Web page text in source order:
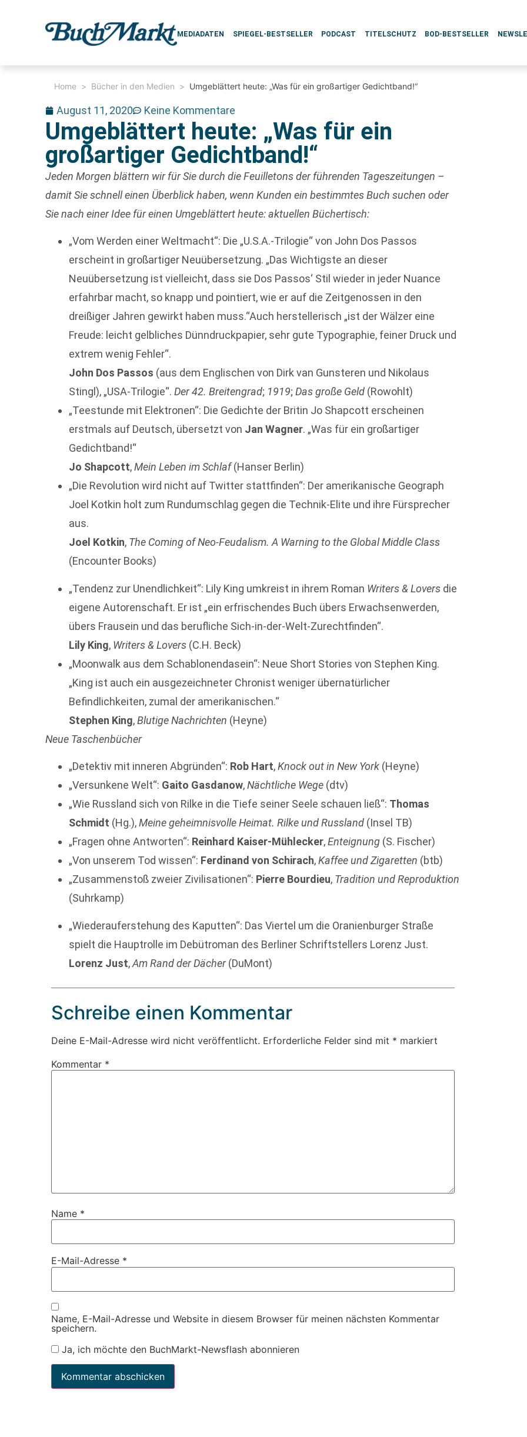
MEDIADATEN SPIEGEL-BESTSELLER PODCAST TITELSCHUTZ BOD-BESTSELLER
Home > Bücher in den Medien > Umgeblättert heute: „Was für ein großartiger Gedichtband!“
August 11, 2020 Keine Kommentare
Umgeblättert heute: „Was für ein
großartiger Gedichtband!“
Jeden Morgen blättern wir für Sie durch die Feuilletons der führenden Tageszeitungen –
damit Sie schnell einen Überblick haben, wenn Kunden ein bestimmtes Buch suchen oder
Sie nach einer Idee für einen Umgeblättert heute: aktuellen Büchertisch:
„Vom Werden einer Weltmacht“: Die „U.S.A.-Trilogie“ von John Dos Passos
erscheint in großartiger Neuübersetzung. „Das Wichtigste an dieser
Neuübersetzung ist vielleicht, dass sie Dos Passos‘ Stil wieder in jeder Nuance
erfahrbar macht, so knapp und pointiert, wie er auf die Zeitgenossen in den
dreißiger Jahren gewirkt haben muss.“Auch herstellerisch „ist der Wälzer eine
Freude: leicht gelbliches Dünndruckpapier, sehr gute Typographie, feiner Druck und
extrem wenig Fehler“.
John Dos Passos (aus dem Englischen von Dirk van Gunsteren und Nikolaus
Stingl), „USA-Trilogie“.Der 42. Breitengrad; 1919;Das große Geld (Rowohlt)
„Teestunde mit Elektronen“: Die Gedichte der Britin Jo Shapcott erscheinen
erstmals auf Deutsch, übersetzt von Jan Wagner. „Was für ein großartiger
Gedichtband!“
Jo Shapcott,Mein Leben im Schlaf(Hanser Berlin)
„Die Revolution wird nicht auf Twitter stattfinden“: Der amerikanische Geograph
Joel Kotkin holt zum Rundumschlag gegen die Technik-Elite und ihre Fürsprecher
aus.
Joel Kotkin, The Coming of Neo-Feudalism. A Warning to the Global Middle Class
(Encounter Books)
„Tendenz zur Unendlichkeit“: Lily King umkreist in ihrem Roman Writers & Lovers die
eigene Autorenschaft. Er ist „ein erfrischendes Buch übers Erwachsenwerden,
übers Frausein und das berufliche Sich-in-der-Welt-Zurechtfinden“.
Lily King, Writers & Lovers (C.H. Beck)
„Moonwalk aus dem Schablonendasein“: Neue Short Stories von Stephen King.
„King ist auch ein ausgezeichneter Chronist weniger übernatürlicher
Befindlichkeiten, zumal der amerikanischen.“
Stephen King,Blutige Nachrichten (Heyne)
Neue Taschenbücher
„Detektiv mit inneren Abgründen“: Rob Hart,Knock out in New York (Heyne)
„Versunkene Welt“: Gaito Gasdanow,Nächtliche Wege (dtv)
„Wie Russland sich von Rilke in die Tiefe seiner Seele schauen ließ“: Thomas
Schmidt (Hg.),Meine geheimnisvolle Heimat. Rilke und Russland (Insel TB)
„Fragen ohne Antworten“: Reinhard Kaiser-Mühlecker,Enteignung (S. Fischer)
„Von unserem Tod wissen“: Ferdinand von Schirach,Kaffee und Zigaretten (btb)
„Zusammenstoß zweier Zivilisationen“: Pierre Bourdieu, Tradition und Reproduktion
(Suhrkamp)
„Wiederauferstehung des Kaputten“: Das Viertel um die Oranienburger Straße
spielt die Hauptrolle im Debütroman des Berliner Schriftstellers Lorenz Just.
Lorenz Just,Am Rand der Dächer(DuMont)
Schreibe einen Kommentar
Deine E-Mail-Adresse wird nicht veröffentlicht. Erforderliche Felder sind mit * markiert
Kommentar *
Name *
E-Mail-Adresse *
Name, E-Mail-Adresse und Website in diesem Browser für meinen nächsten Kommentar
speichern.
Ja, ich möchte den BuchMarkt-Newsflash abonnieren